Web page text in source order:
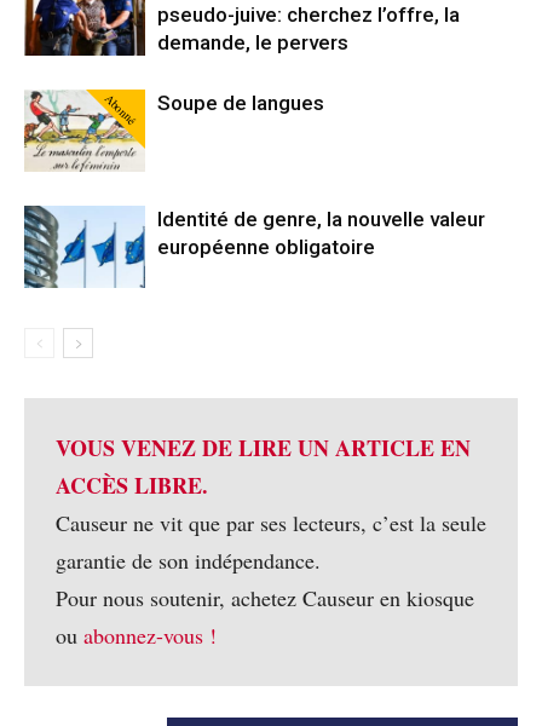
pseudo-juive: cherchez l’offre, la
demande, le pervers
Abonné Soupe de langues
Identité de genre, la nouvelle valeur
européenne obligatoire
VOUS VENEZ DE LIRE UN ARTICLE EN
ACCÈS LIBRE.
Causeur ne vit que par ses lecteurs, c’est la seule
garantie de son indépendance.
Pour nous soutenir, achetez Causeur en kiosque
ou abonnez-vous !